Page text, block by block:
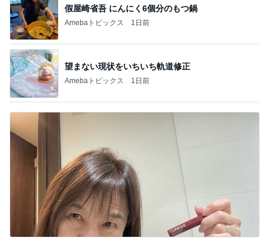
假屋崎省吾 にんにく6個分のもつ鍋
Amebaトピックス 1日前
望まない現状をいちいち軌道修正
Amebaトピックス 1日前